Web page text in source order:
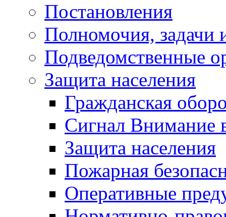
Постановления
Полномочия, задачи
Подведомственные
Защита населения
Гражданская
Сигнал Внимание
Защита населения
Пожарная
Оперативные